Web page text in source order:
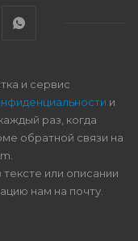
и сервис
и
раз, когда
обратной связи на
или описании
нам на почту.